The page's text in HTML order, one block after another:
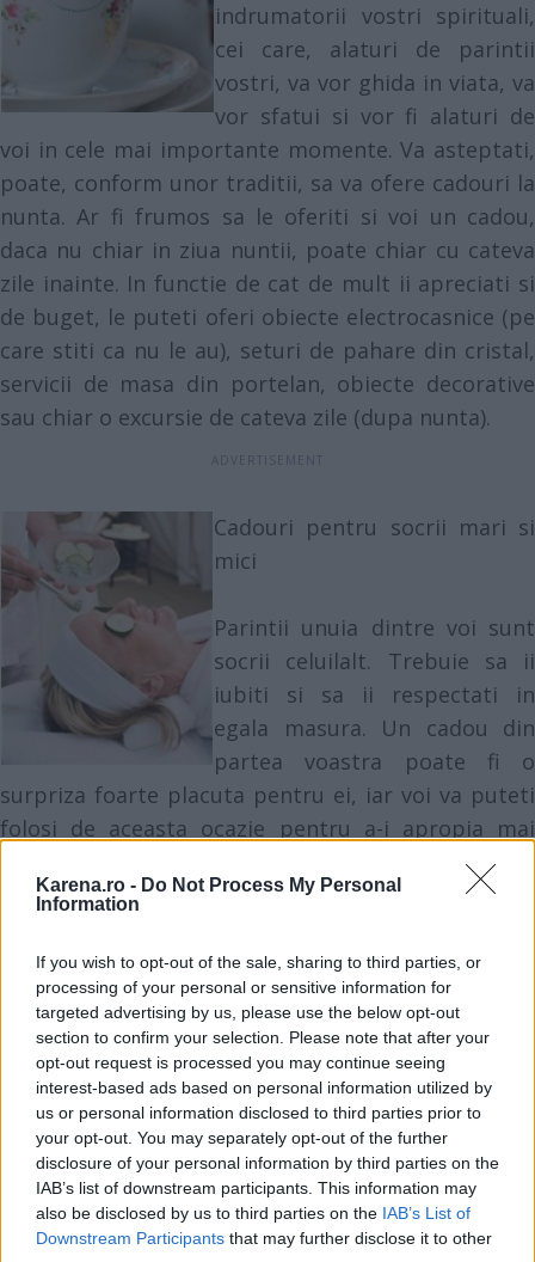
Karena.ro - Do Not Process My Personal
Information
If you wish to opt-out of the sale, sharing to third parties, or
processing of your personal or sensitive information for
targeted advertising by us, please use the below opt-out
section to confirm your selection. Please note that after your
opt-out request is processed you may continue seeing
interest-based ads based on personal information utilized by
us or personal information disclosed to third parties prior to
your opt-out. You may separately opt-out of the further
disclosure of your personal information by third parties on the
IAB’s list of downstream participants. This information may
also be disclosed by us to third parties on the IAB’s List of
Downstream Participants that may further disclose it to other
indrumatorii vostri spirituali,
cei care, alaturi de parintii
vostri, va vor ghida in viata, va
vor sfatui si vor fi alaturi de
voi in cele mai importante momente. Va asteptati,
poate, conform unor traditii, sa va ofere cadouri la
nunta. Ar fi frumos sa le oferiti si voi un cadou,
daca nu chiar in ziua nuntii, poate chiar cu cateva
zile inainte. In functie de cat de mult ii apreciati si
de buget, le puteti oferi obiecte electrocasnice (pe
care stiti ca nu le au), seturi de pahare din cristal,
servicii de masa din portelan, obiecte decorative
sau chiar o excursie de cateva zile (dupa nunta).
Cadouri pentru socrii mari si
mici
Parintii unuia dintre voi sunt
socrii celuilalt. Trebuie sa ii
iubiti si sa ii respectati in
egala masura. Un cadou din
partea voastra poate fi o
surpriza foarte placuta pentru ei, iar voi va puteti
folosi de aceasta ocazie pentru a-i apropia mai
mult unii de ceilalti. Cea mai comoda varianta ar fi
bilete la teatru sau spectacol, abonamente la
cafea. Un cadou potrivit pentru mame ar mai fi
cate un tratament cosmetic complet la un salon de
frumusete, sau chiar o zi la spa, o bijuterie
deosebita, iar tatii se vor bucura cu siguranta de
cateva zile la pescuit (daca sunt amatori), bilete la
meciul echipei de fotbal preferate sau ceasuri de
mana elegante. Daca parintii vostri sunt mai in
varsta, le puteti oferi un sejur (in patru, sau
separat) intr-o statiune balneoclimaterica sau ii